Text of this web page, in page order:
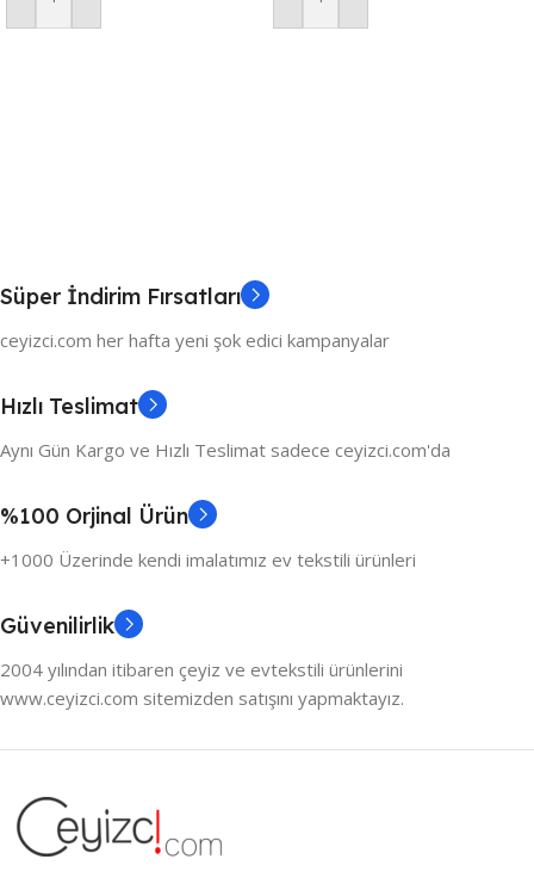
Sepete Ekle Sepete Ekle
Süper İndirim Fırsatları
ceyizci.com her hafta yeni şok edici kampanyalar
Hızlı Teslimat
Aynı Gün Kargo ve Hızlı Teslimat sadece ceyizci.com'da
%100 Orjinal Ürün
+1000 Üzerinde kendi imalatımız ev tekstili ürünleri
Güvenilirlik
2004 yılından itibaren çeyiz ve evtekstili ürünlerini
www.ceyizci.com sitemizden satışını yapmaktayız.